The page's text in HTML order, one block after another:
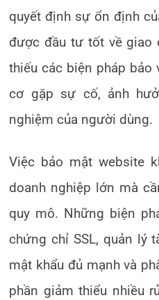
quyết định sự ổn định
được đầu tư tốt về giao
thiếu các biện pháp bảo
cơ gặp sự cố, ảnh
nghiệm của người dùng.
Việc bảo mật website
doanh nghiệp lớn mà
quy mô. Những biện
chứng chỉ SSL, quản lý
mật khẩu đủ mạnh và
phần giảm thiểu nhiều